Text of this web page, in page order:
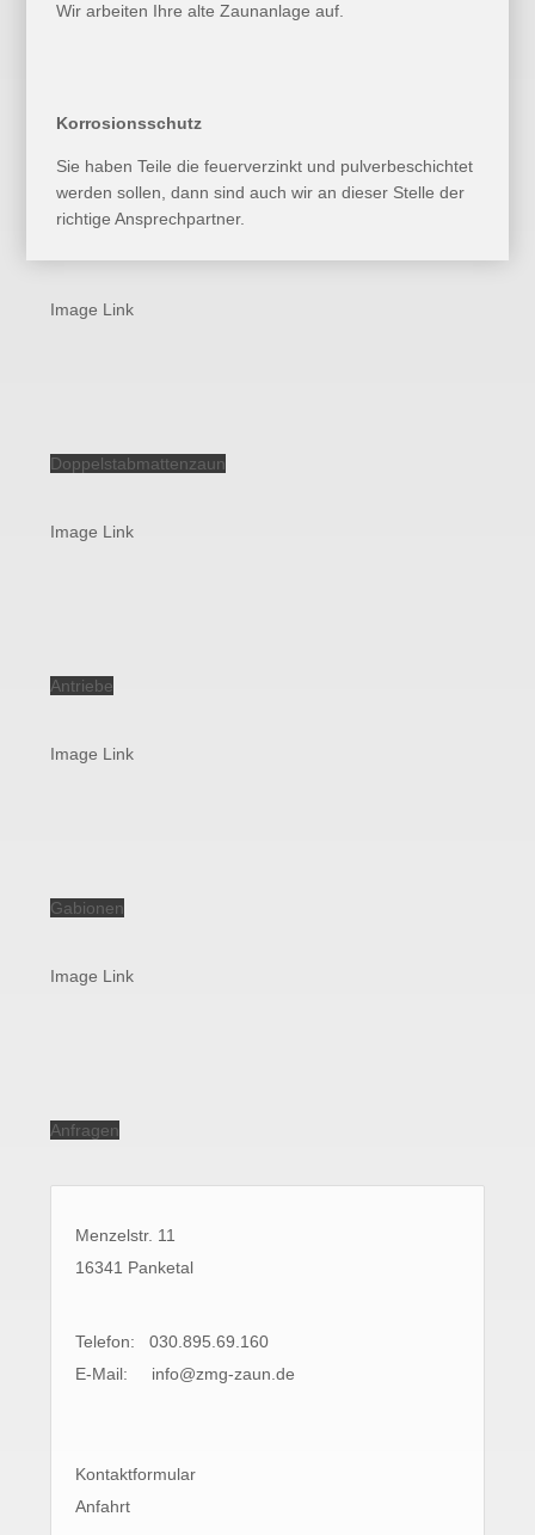
Wir arbeiten Ihre alte Zaunanlage auf.
Korrosionsschutz
Sie haben Teile die feuerverzinkt und pulverbeschichtet
werden sollen, dann sind auch wir an dieser Stelle der
richtige Ansprechpartner.
Image Link
Doppelstabmattenzaun
Image Link
Antriebe
Image Link
Gabionen
Image Link
Anfragen
Menzelstr. 11
16341 Panketal
Telefon: 030.895.69.160
E-Mail: info@zmg-zaun.de
Kontaktformular
Anfahrt